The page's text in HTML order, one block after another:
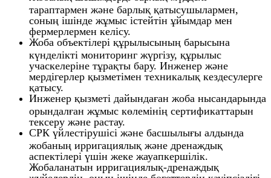
тараптармен және барлық қатысушылармен,
соның ішінде жұмыс істейтін ұйымдар мен
фермерлермен келісу.
Жоба объектілері құрылысының барысына
күнделікті мониторинг жүргізу, құрылыс
учаскелеріне тұрақты бару. Инженер және
мердігерлер қызметімен техникалық кездесулерге
қатысу.
Инженер қызметі дайындаған жоба нысандарында
орындалған жұмыс көлемінің сертификаттарын
тексеру және растау.
СРК үйлестірушісі және басшылығы алдында
жобаның ирригациялық және дренаждық
аспектілері үшін жеке жауапкершілік.
Жобаланатын ирригациялық-дренаждық